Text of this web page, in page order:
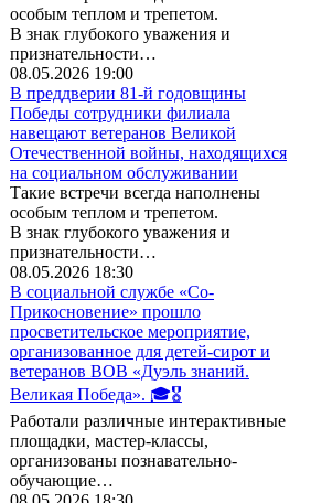
особым теплом и трепетом.
В знак глубокого уважения и
признательности…
08.05.2026 19:00
В преддверии 81-й годовщины
Победы сотрудники филиала
навещают ветеранов Великой
Отечественной войны, находящихся
на социальном обслуживании
Такие встречи всегда наполнены
особым теплом и трепетом.
В знак глубокого уважения и
признательности…
08.05.2026 18:30
В социальной службе «Со-
Прикосновение» прошло
просветительское мероприятие,
организованное для детей-сирот и
ветеранов ВОВ «Дуэль знаний.
Великая Победа». 🎓🎖️
Работали различные интерактивные
площадки, мастер-классы,
организованы познавательно-
обучающие…